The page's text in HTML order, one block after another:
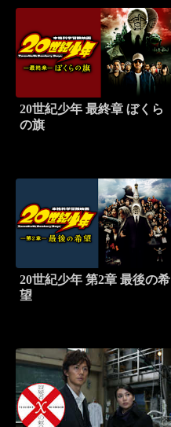
20世紀少年 最終章 ぼくら
の旗
20世紀少年 第2章 最後の希
望